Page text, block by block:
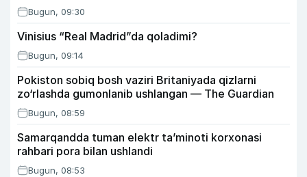
Bugun, 09:30
Vinisius “Real Madrid”da qoladimi?
Bugun, 09:14
Pokiston sobiq bosh vaziri Britaniyada qizlarni
zo‘rlashda gumonlanib ushlangan — The Guardian
Bugun, 08:59
Samarqandda tuman elektr ta’minoti korxonasi
rahbari pora bilan ushlandi
Bugun, 08:53